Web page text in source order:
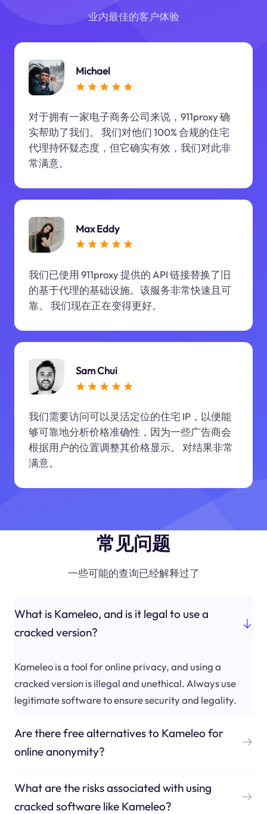
业内最佳的客户体验
Michael
对于拥有一家电子商务公司来说，911proxy 确
实帮助了我们。 我们对他们 100% 合规的住宅
代理持怀疑态度，但它确实有效，我们对此非
常满意。
Max Eddy
我们已使用 911proxy 提供的 API 链接替换了旧
的基于代理的基础设施。该服务非常快速且可
靠。 我们现在正在变得更好。
Sam Chui
我们需要访问可以灵活定位的住宅 IP，以便能
够可靠地分析价格准确性，因为一些广告商会
根据用户的位置调整其价格显示。 对结果非常
满意。
常见问题
一些可能的查询已经解释过了
What is Kameleo, and is it legal to use a
cracked version?
Kameleo is a tool for online privacy, and using a
cracked version is illegal and unethical. Always use
legitimate software to ensure security and legality.
Are there free alternatives to Kameleo for
online anonymity?
What are the risks associated with using
cracked software like Kameleo?